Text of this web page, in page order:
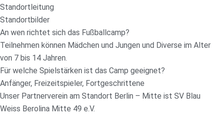
Standortleitung
Standortbilder
An wen richtet sich das Fußballcamp?
Teilnehmen können Mädchen und Jungen und Diverse im Alter
von 7 bis 14 Jahren.
Für welche Spielstärken ist das Camp geeignet?
Anfänger, Freizeitspieler, Fortgeschrittene
Unser Partnerverein am Standort Berlin – Mitte ist SV Blau
Weiss Berolina Mitte 49 e.V.